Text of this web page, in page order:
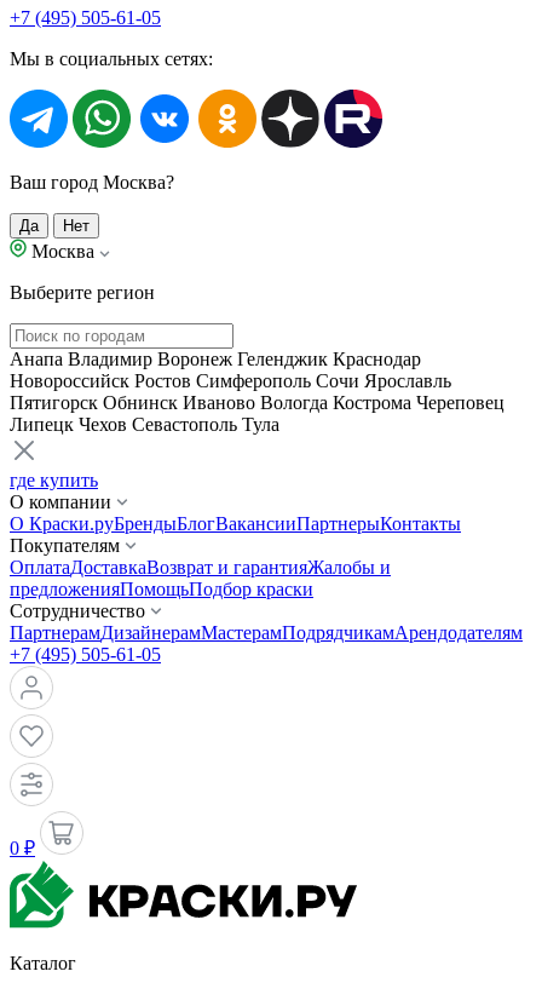
+7 (495) 505-61-05
Мы в социальных сетях:
Ваш город Москва?
Да Нет
Москва
Выберите регион
Анапа Владимир Воронеж Геленджик Краснодар
Новороссийск Ростов Симферополь Сочи Ярославль
Пятигорск Обнинск Иваново Вологда Кострома Череповец
Липецк Чехов Севастополь Тула
где купить
О компании
О Краски.руБрендыБлогВакансииПартнерыКонтакты
Покупателям
ОплатаДоставкаВозврат и гарантияЖалобы и
предложенияПомощьПодбор краски
Сотрудничество
ПартнерамДизайнерамМастерамПодрядчикамАрендодателям
+7 (495) 505-61-05
0 ₽
Каталог